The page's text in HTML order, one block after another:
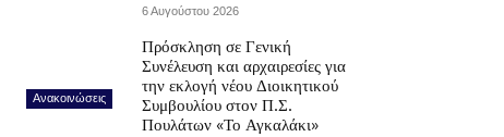
6 Αυγούστου 2026
Ανακοινώσεις
Πρόσκληση σε Γενική
Συνέλευση και αρχαιρεσίες για
την εκλογή νέου Διοικητικού
Συμβουλίου στον Π.Σ.
Πουλάτων «Το Αγκαλάκι»